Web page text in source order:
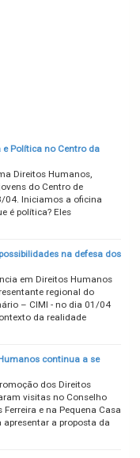
Política no Centro da
Direitos Humanos,
do Centro de
04. Iniciamos a oficina
é política? Eles
na defesa dos
em Direitos Humanos
regional do
– CIMI - no dia 01/04
da realidade
continua a se
dos Direitos
visitas no Conselho
e na Pequena Casa
a proposta da